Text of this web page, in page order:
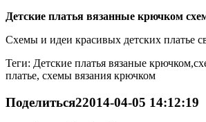
Детские платья вязанные крючком
Схемы и идеи красивых детских платье
Теги: Детские платья вязаные
платье, схемы вязания крючком
Поделиться22014-04-05 14:12:19